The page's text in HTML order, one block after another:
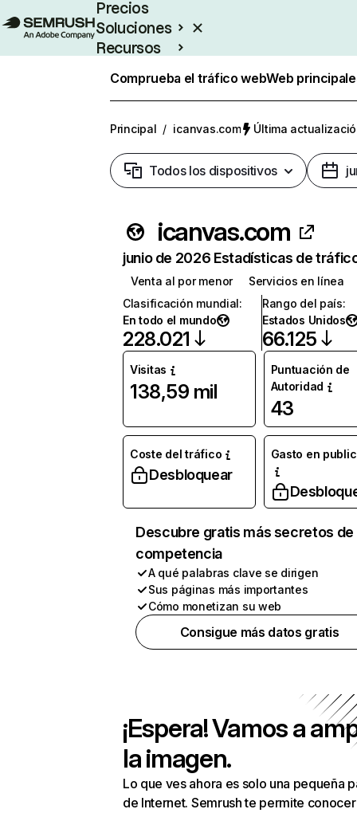
Precios
Soluciones
Recursos
Comprueba el tráfico webWeb
Principal / icanvas.com Última
Todos los dispositivos
icanvas.com
junio de 2026 Estadísticas de
Venta al por menor
Servicios en línea
Clasificación mundial:
En todo el mundo
228.021
Rango del país:
Estados Unidos
66.125
Visitas
138,59 mil
Puntuación de
Autoridad
43
Coste del tráfico
Desbloquear
Gasto en
Descubre gratis más secretos de
competencia
A qué palabras clave se dirigen
Sus páginas más importantes
Cómo monetizan su web
Consigue más datos gratis
¡Espera! Vamos a
la imagen.
Lo que ves ahora es solo una pequeña
de Internet. Semrush te permite